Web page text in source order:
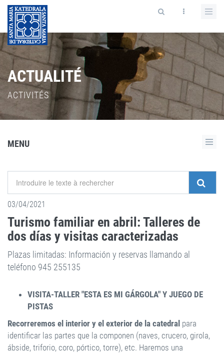
ACTUALITÉ
ACTIVITÉS
MENU
03/04/2021
Turismo familiar en abril: Talleres de
dos días y visitas caracterizadas
Plazas limitadas: Información y reservas llamando al
teléfono 945 255135
VISITA-TALLER "ESTA ES MI GÁRGOLA" Y JUEGO DE
PISTAS
Recorreremos el interior y el exterior de la catedral para
identificar las partes que la componen (naves, crucero, girola,
ábside, triforio, coro, pórtico, torre), etc. Haremos una